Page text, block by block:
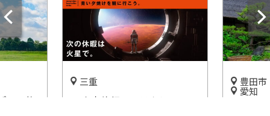
い！静
三重
VR宇宙旅行アトラクション
豊田市
愛知